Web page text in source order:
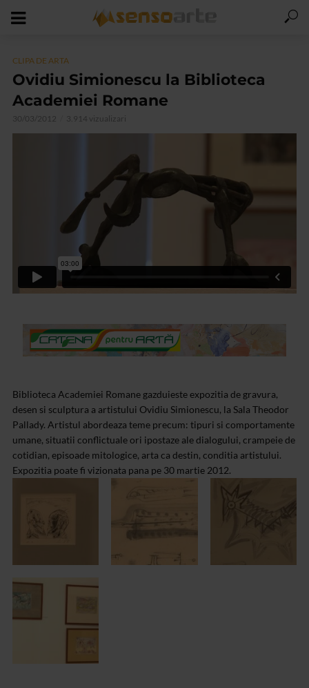
CLIPA DE ARTA
Ovidiu Simionescu la Biblioteca
Academiei Romane
30/03/2012 3.914 vizualizari
Biblioteca Academiei Romane gazduieste expozitia de gravura,
desen si sculptura a artistului Ovidiu Simionescu, la Sala Theodor
Pallady. Artistul abordeaza teme precum: tipuri si comportamente
umane, situatii conflictuale ori ipostaze ale dialogului, crampeie de
cotidian, episoade mitologice, arta ca destin, conditia artistului.
Expozitia poate fi vizionata pana pe 30 martie 2012.